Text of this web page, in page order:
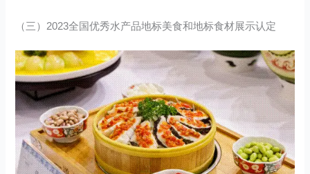
（三）2023全国优秀水产品地标美食和地标食材展示认定